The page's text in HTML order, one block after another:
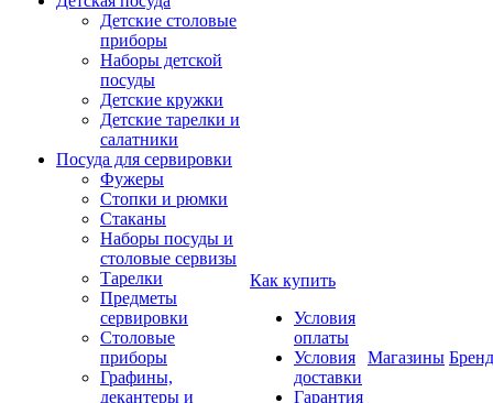
Детские столовые
приборы
Наборы детской
посуды
Детские кружки
Детские тарелки и
салатники
Посуда для сервировки
Фужеры
Стопки и рюмки
Стаканы
Наборы посуды и
столовые сервизы
Тарелки
Предметы
сервировки
Столовые
приборы
Графины,
декантеры и
Как купить
Условия
оплаты
Условия
доставки
Гарантия
Магазины